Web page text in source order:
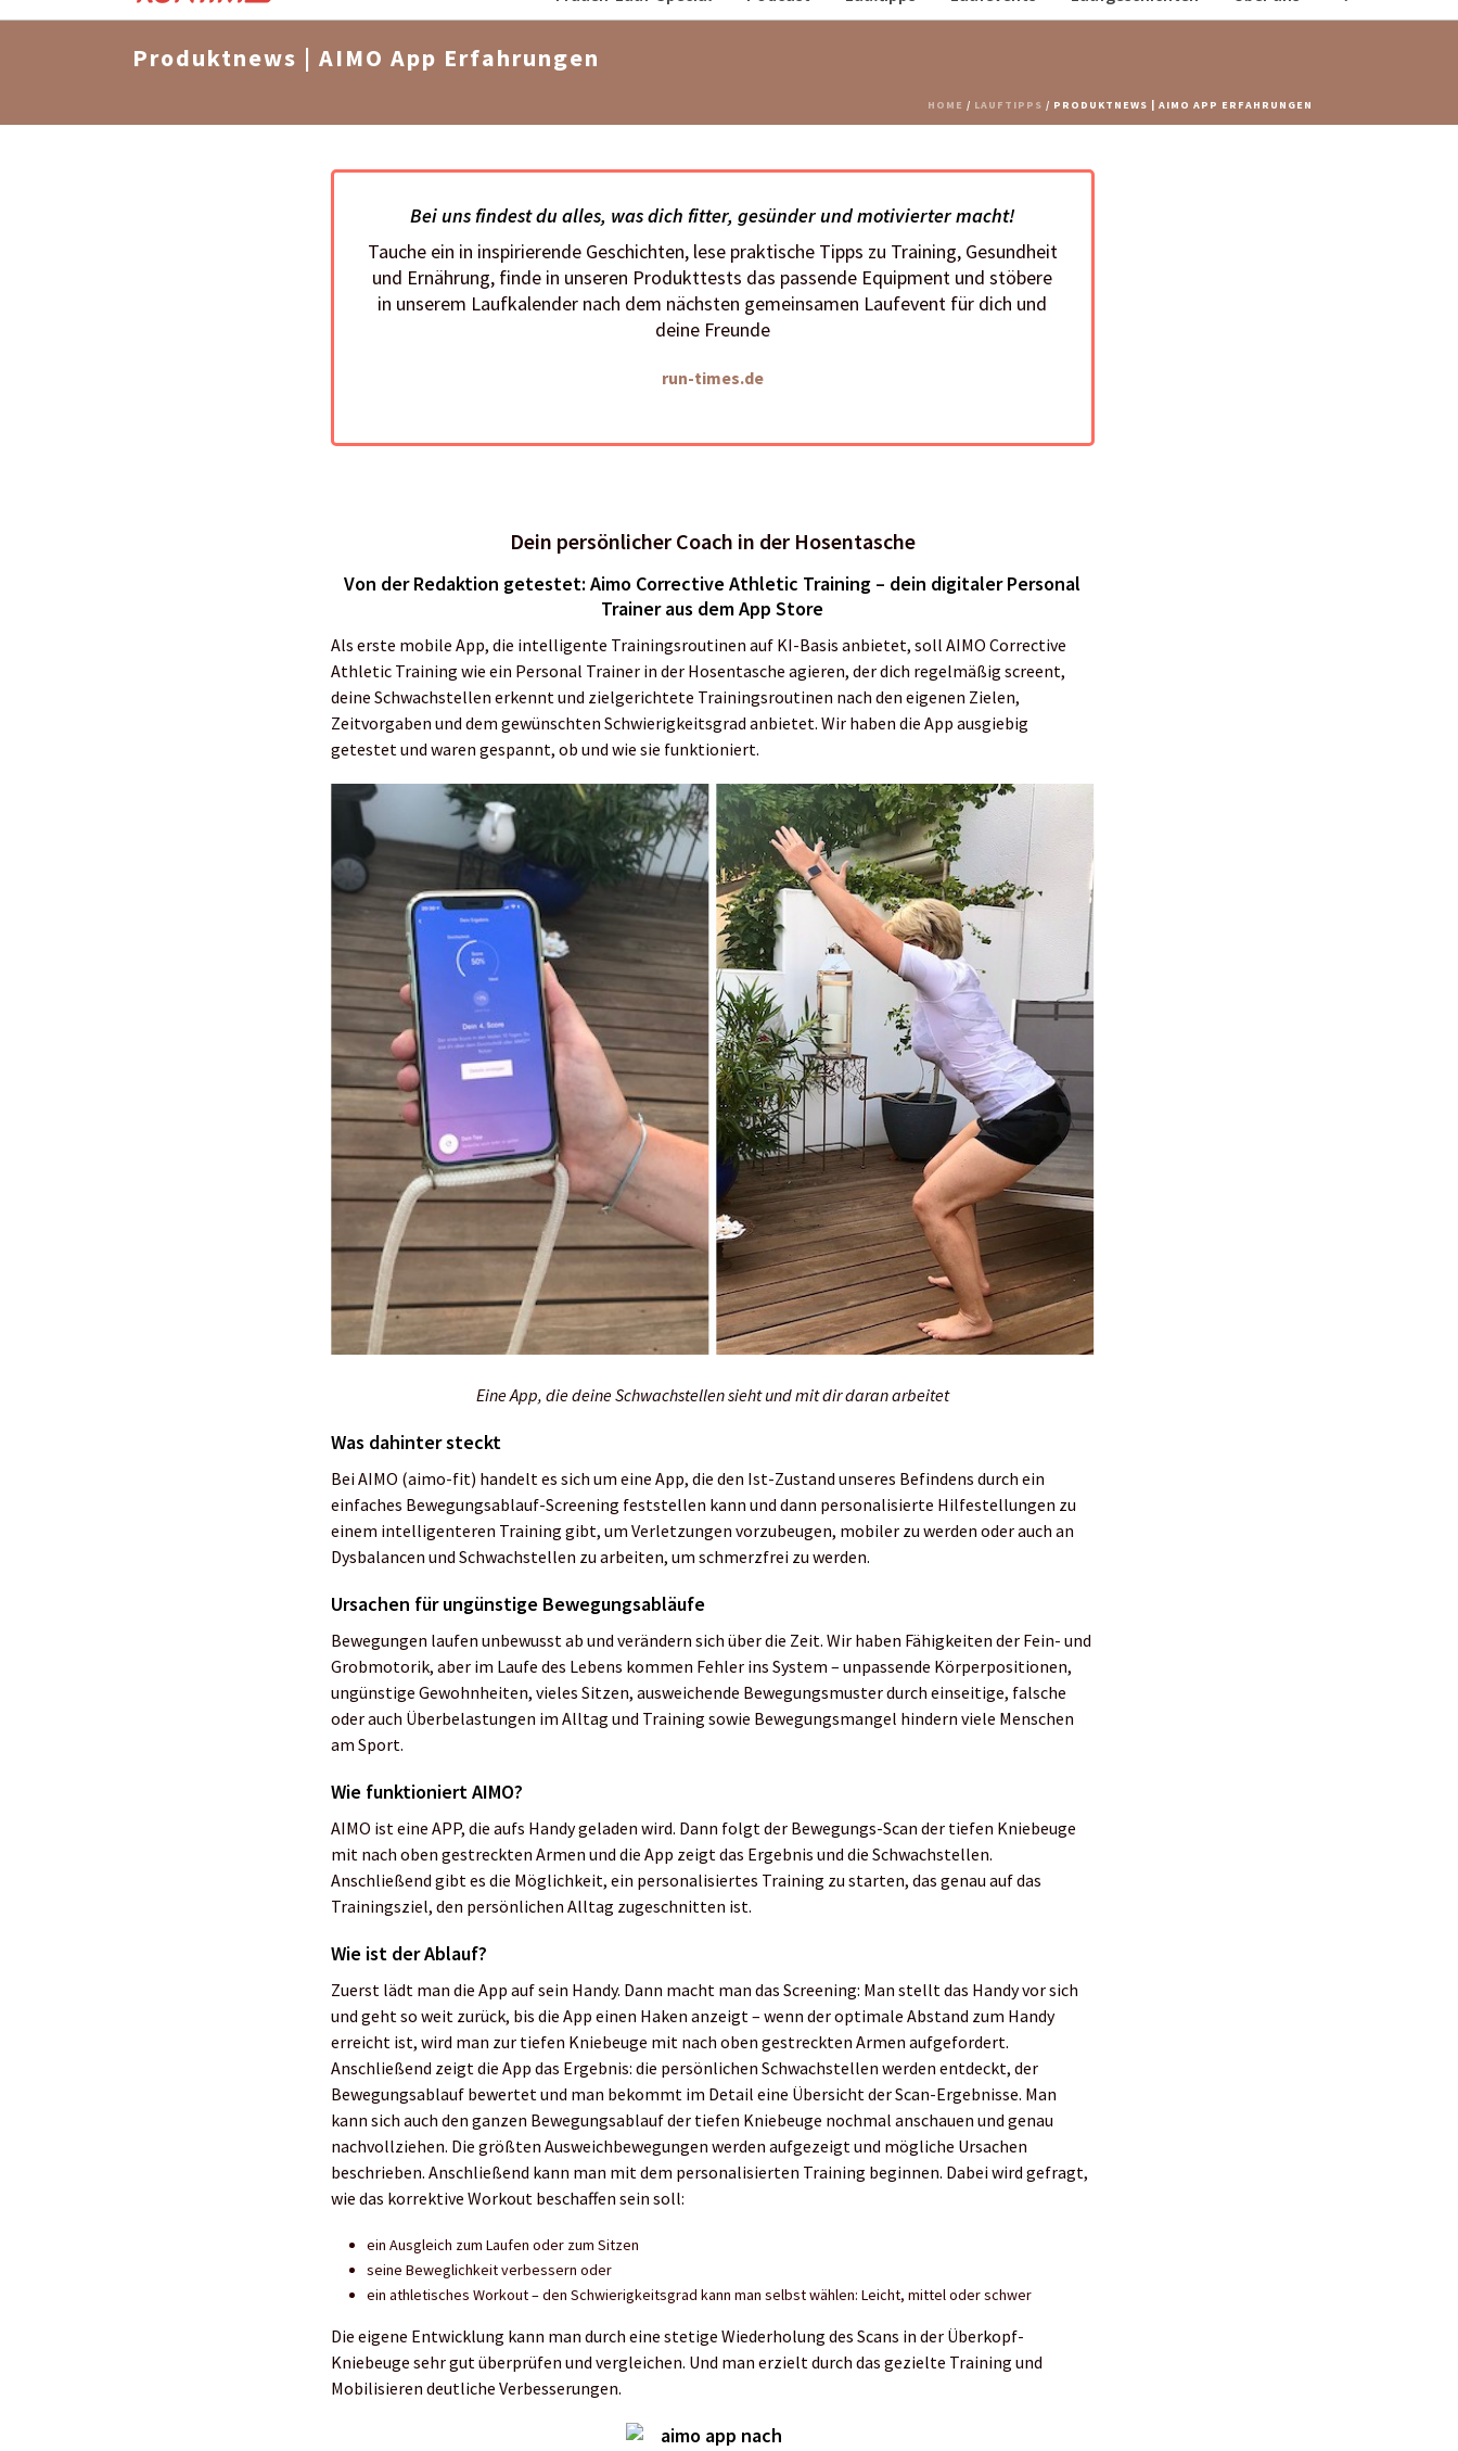
Produktnews | AIMO App Erfahrungen
HOME / LAUFTIPPS / PRODUKTNEWS | AIMO APP ERFAHRUNGEN
Bei uns findest du alles, was dich fitter, gesünder und motivierter macht!
Tauche ein in inspirierende Geschichten, lese praktische Tipps zu Training, Gesundheit
und Ernährung, finde in unseren Produkttests das passende Equipment und stöbere
in unserem Laufkalender nach dem nächsten gemeinsamen Laufevent für dich und
deine Freunde
run-times.de
Dein persönlicher Coach in der Hosentasche
Von der Redaktion getestet: Aimo Corrective Athletic Training – dein digitaler Personal
Trainer aus dem App Store
Als erste mobile App, die intelligente Trainingsroutinen auf KI-Basis anbietet, soll AIMO Corrective
Athletic Training wie ein Personal Trainer in der Hosentasche agieren, der dich regelmäßig screent,
deine Schwachstellen erkennt und zielgerichtete Trainingsroutinen nach den eigenen Zielen,
Zeitvorgaben und dem gewünschten Schwierigkeitsgrad anbietet. Wir haben die App ausgiebig
getestet und waren gespannt, ob und wie sie funktioniert.
Eine App, die deine Schwachstellen sieht und mit dir daran arbeitet
Was dahinter steckt
Bei AIMO (aimo-fit) handelt es sich um eine App, die den Ist-Zustand unseres Befindens durch ein
einfaches Bewegungsablauf-Screening feststellen kann und dann personalisierte Hilfestellungen zu
einem intelligenteren Training gibt, um Verletzungen vorzubeugen, mobiler zu werden oder auch an
Dysbalancen und Schwachstellen zu arbeiten, um schmerzfrei zu werden.
Ursachen für ungünstige Bewegungsabläufe
Bewegungen laufen unbewusst ab und verändern sich über die Zeit. Wir haben Fähigkeiten der Fein- und
Grobmotorik, aber im Laufe des Lebens kommen Fehler ins System – unpassende Körperpositionen,
ungünstige Gewohnheiten, vieles Sitzen, ausweichende Bewegungsmuster durch einseitige, falsche
oder auch Überbelastungen im Alltag und Training sowie Bewegungsmangel hindern viele Menschen
am Sport.
Wie funktioniert AIMO?
AIMO ist eine APP, die aufs Handy geladen wird. Dann folgt der Bewegungs-Scan der tiefen Kniebeuge
mit nach oben gestreckten Armen und die App zeigt das Ergebnis und die Schwachstellen.
Anschließend gibt es die Möglichkeit, ein personalisiertes Training zu starten, das genau auf das
Trainingsziel, den persönlichen Alltag zugeschnitten ist.
Wie ist der Ablauf?
Zuerst lädt man die App auf sein Handy. Dann macht man das Screening: Man stellt das Handy vor sich
und geht so weit zurück, bis die App einen Haken anzeigt – wenn der optimale Abstand zum Handy
erreicht ist, wird man zur tiefen Kniebeuge mit nach oben gestreckten Armen aufgefordert.
Anschließend zeigt die App das Ergebnis: die persönlichen Schwachstellen werden entdeckt, der
Bewegungsablauf bewertet und man bekommt im Detail eine Übersicht der Scan-Ergebnisse. Man
kann sich auch den ganzen Bewegungsablauf der tiefen Kniebeuge nochmal anschauen und genau
nachvollziehen. Die größten Ausweichbewegungen werden aufgezeigt und mögliche Ursachen
beschrieben. Anschließend kann man mit dem personalisierten Training beginnen. Dabei wird gefragt,
wie das korrektive Workout beschaffen sein soll:
ein Ausgleich zum Laufen oder zum Sitzen
seine Beweglichkeit verbessern oder
ein athletisches Workout – den Schwierigkeitsgrad kann man selbst wählen: Leicht, mittel oder schwer
Die eigene Entwicklung kann man durch eine stetige Wiederholung des Scans in der Überkopf-
Kniebeuge sehr gut überprüfen und vergleichen. Und man erzielt durch das gezielte Training und
Mobilisieren deutliche Verbesserungen.